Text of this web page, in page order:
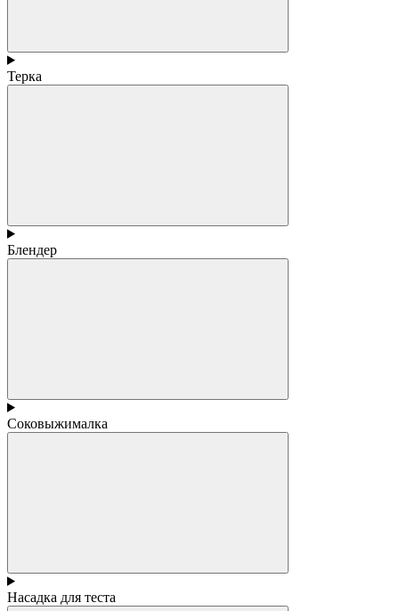
Терка
Блендер
Соковыжималка
Насадка для теста